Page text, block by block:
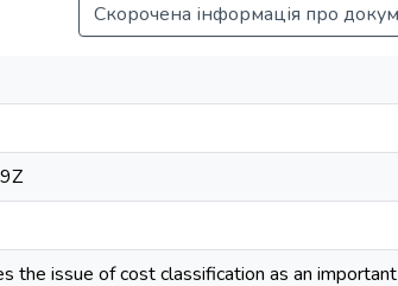
Скорочена інформація про
the issue of cost classification as an